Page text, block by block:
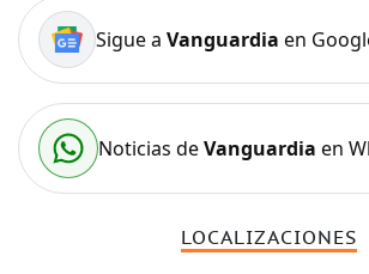
Sigue a Vanguardia en
Noticias deVanguardia en
LOCALIZACIONES